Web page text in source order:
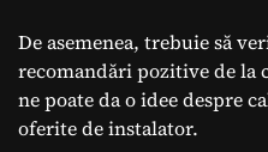
De asemenea, trebuie să
recomandări pozitive de
ne poate da o idee despre
oferite de instalator.